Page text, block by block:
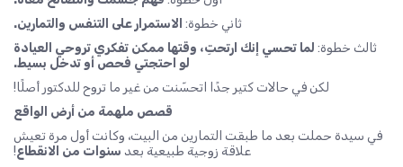
ثاني خطوة: الاستمرار على التنفس والتمارين.
ثالث خطوة: لما تحسي إنك ارتحتِ، وقتها ممكن تفكري تروحي العيادة
لو احتجتي فحص أو تدخل بسيط.
لكن في حالات كتير جدًا اتحسّنت من غير ما تروح للدكتور أصلًا!
قصص ملهمة من أرض الواقع
في سيدة حملت بعد ما طبقت التمارين من البيت، وكانت أول مرة تعيش
علاقة زوجية طبيعية بعد سنوات من الانقطاع!